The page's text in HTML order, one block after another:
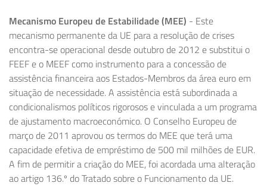
Mecanismo Europeu de Estabilidade (MEE) - Este
mecanismo permanente da UE para a resolução de crises
encontra-se operacional desde outubro de 2012 e substitui o
FEEF e o MEEF como instrumento para a concessão de
assistência financeira aos Estados-Membros da área euro em
situação de necessidade. A assistência está subordinada a
condicionalismos políticos rigorosos e vinculada a um programa
de ajustamento macroeconómico. O Conselho Europeu de
março de 2011 aprovou os termos do MEE que terá uma
capacidade efetiva de empréstimo de 500 mil milhões de EUR.
A fim de permitir a criação do MEE, foi acordada uma alteração
ao artigo 136.º do Tratado sobre o Funcionamento da UE.